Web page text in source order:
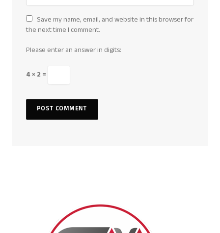
Save my name, email, and website in this browser for
the next time I comment.
Please enter an answer in digits:
4 × 2 =